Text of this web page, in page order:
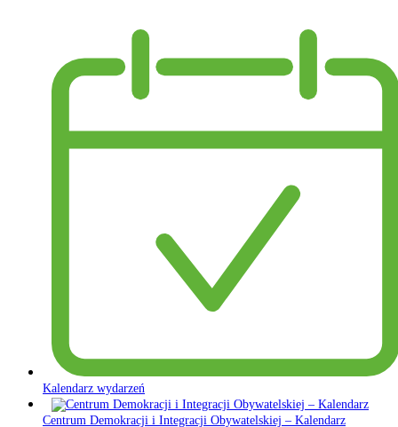
Kalendarz wydarzeń
Centrum Demokracji i Integracji Obywatelskiej – Kalendarz